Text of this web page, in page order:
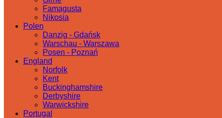
Famagusta
Nikosia
Polen
Danzig - Gdańsk
Warschau - Warszawa
Posen - Poznań
England
Norfolk
Kent
Buckinghamshire
Derbyshire
Warwickshire
Portugal